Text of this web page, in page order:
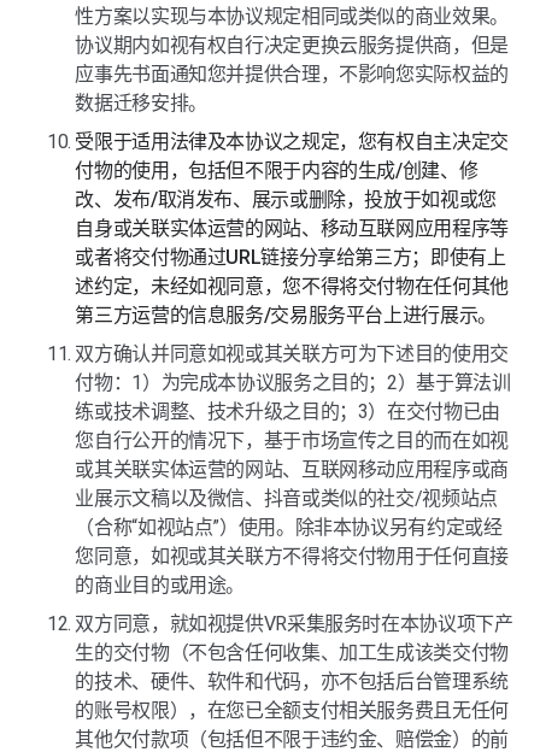
性方案以实现与本协议规定相同或类似的商业效果。
协议期内如视有权自行决定更换云服务提供商，但是
应事先书面通知您并提供合理，不影响您实际权益的
数据迁移安排。
受限于适用法律及本协议之规定，您有权自主决定交
付物的使用，包括但不限于内容的生成/创建、修
改、发布/取消发布、展示或删除，投放于如视或您
自身或关联实体运营的网站、移动互联网应用程序等
或者将交付物通过URL链接分享给第三方；即使有上
述约定，未经如视同意，您不得将交付物在任何其他
第三方运营的信息服务/交易服务平台上进行展示。
双方确认并同意如视或其关联方可为下述目的使用交
付物：1）为完成本协议服务之目的；2）基于算法训
练或技术调整、技术升级之目的；3）在交付物已由
您自行公开的情况下，基于市场宣传之目的而在如视
或其关联实体运营的网站、互联网移动应用程序或商
业展示文稿以及微信、抖音或类似的社交/视频站点
（合称“如视站点”）使用。除非本协议另有约定或经
您同意，如视或其关联方不得将交付物用于任何直接
的商业目的或用途。
双方同意，就如视提供VR采集服务时在本协议项下产
生的交付物（不包含任何收集、加工生成该类交付物
的技术、硬件、软件和代码，亦不包括后台管理系统
的账号权限），在您已全额支付相关服务费且无任何
其他欠付款项（包括但不限于违约金、赔偿金）的前